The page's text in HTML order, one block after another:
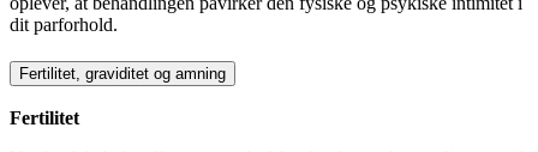
dit parforhold.
Fertilitet, graviditet og amning
Fertilitet